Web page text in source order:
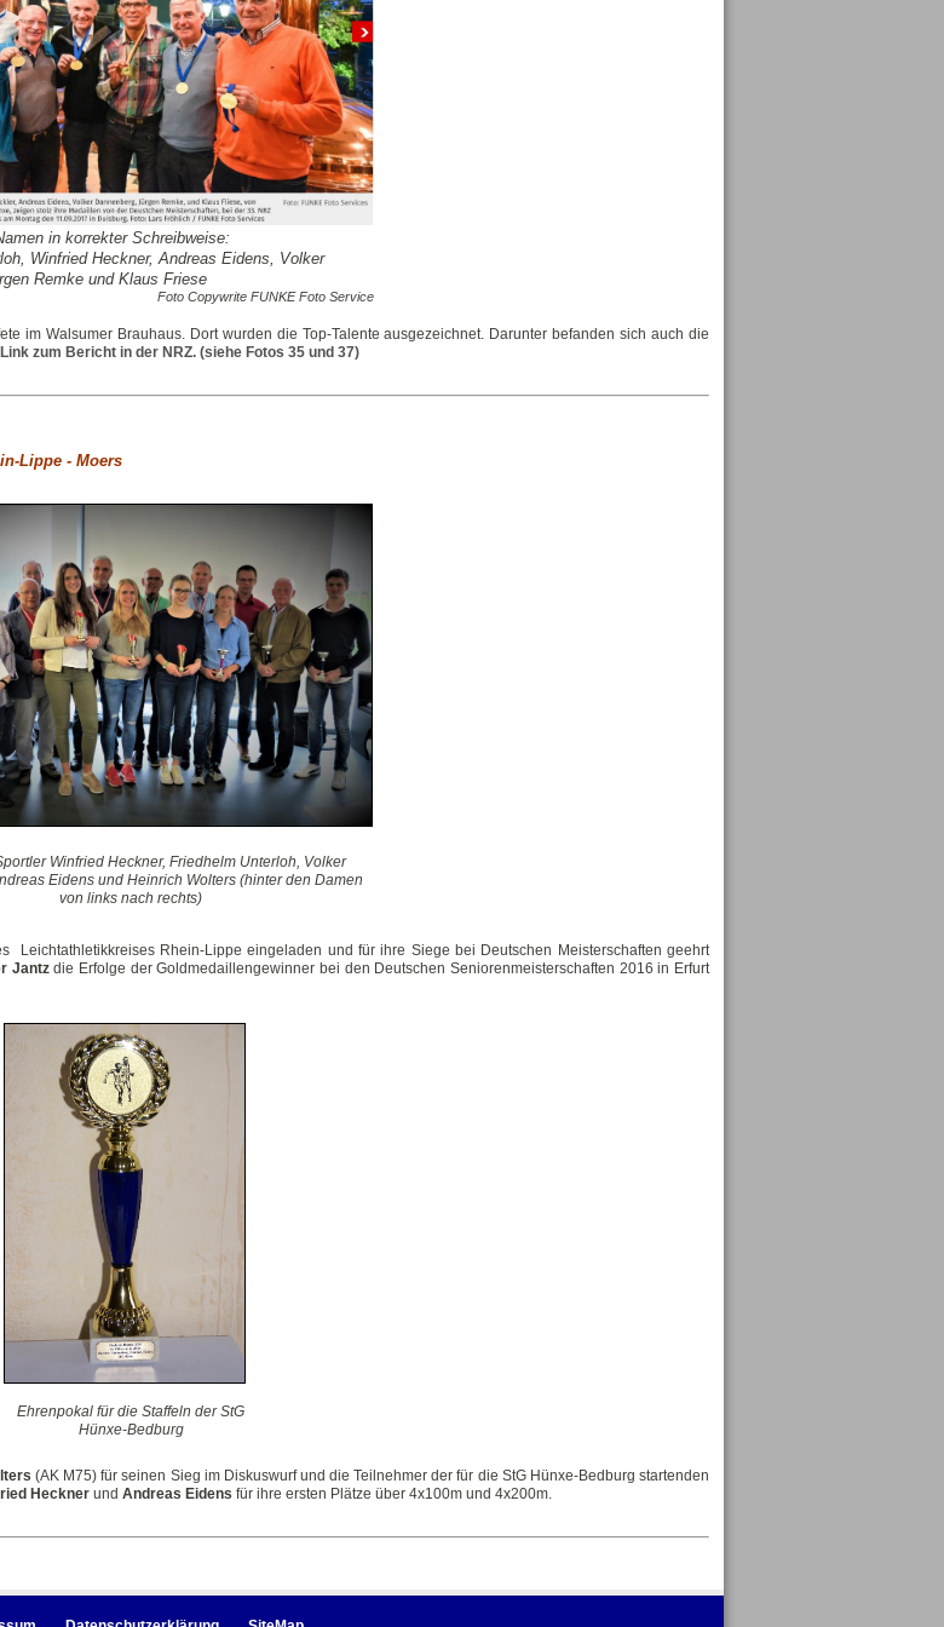
in korrekter Schreibweise:
Winfried Heckner, Andreas Eidens, Volker
Remke und Klaus Friese
Foto Copywrite FUNKE Foto Service
im Walsumer Brauhaus. Dort wurden die Top-Talente ausgezeichnet. Darunter befanden sich auch die
zum Bericht in der NRZ. (siehe Fotos 35 und 37)
Lippe - Moers
Winfried Heckner, Friedhelm Unterloh, Volker
Eidens und Heinrich Wolters (hinter den Damen
von links nach rechts)
Leichtathletikkreises Rhein-Lippe eingeladen und für ihre Siege bei Deutschen Meisterschaften geehrt
Jantzdie Erfolge der Goldmedaillengewinner bei den Deutschen Seniorenmeisterschaften 2016 in Erfurt
Ehrenpokal für die Staffeln der StG
Hünxe-Bedburg
(AK M75) für seinen Sieg im Diskuswurf und die Teilnehmer der für die StG Hünxe-Bedburg startenden
Heckner und Andreas Eidens für ihre ersten Plätze über 4x100m und 4x200m.